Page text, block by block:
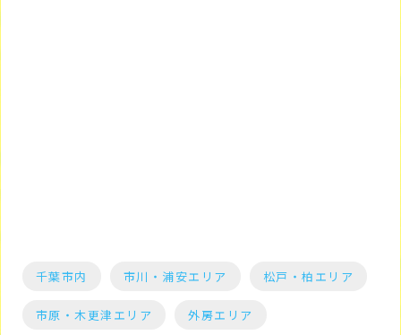
千葉市内 市川・浦安エリア 松戸・柏エリア
市原・木更津エリア 外房エリア